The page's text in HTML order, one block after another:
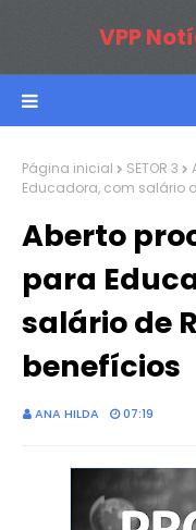
VPP
Página inicial SETOR 3
Educadora, com salário
Aberto
para
salário de
benefícios
ANA HILDA 07:19